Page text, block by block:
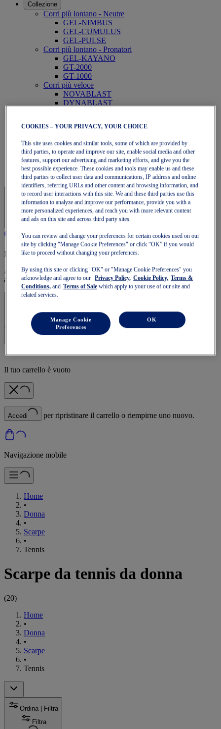
Collezione
Corri più lontano - Neutre
GEL-NIMBUS
GEL-CUMULUS
GEL-PULSE
Corri più lontano - Pronatori
GEL-KAYANO
GT-2000
GT-1000
Corri più veloce
NOVABLAST
DYNABLAST
GEL-VENTURE
GEL-SONOMA
SportStyle
GEL-QUANTUM
JAPAN S
Iscrizione a OneASICS
Approfitta di spedizione gratuita, resi gratuiti, sconti esclusivi e altro
ancora con i vantaggi fedeltà OneASICS™.
Il tuo carrello è vuoto
Accedi per ripristinare il carrello o riempirne uno nuovo.
Navigazione mobile
Home
•
Donna
•
Scarpe
•
Tennis
Scarpe da tennis da donna
(20)
Home
•
Donna
•
Scarpe
•
Tennis
Ordina | Filtra
Filtra
COOKIES – YOUR PRIVACY, YOUR CHOICE
This site uses cookies and similar tools, some of which are provided by
third parties, to operate and improve our site, enable social media and other
features, support our advertising and marketing efforts, and give you the
best possible experience. These cookies and tools may enable us and these
third parties to collect user data and communications, IP address and online
identifiers, referring URLs and other content and browsing information, and
to record user interactions with this site. We and these third parties use this
information to analyze and improve our performance, provide you with a
more personalized experiences, and reach you with more relevant content
and ads on this site and across third party sites.
You can review and change your preferences for certain cookies used on our
site by clicking "Manage Cookie Preferences" or click “OK” if you would
like to proceed without changing your preferences.
By using this site or clicking "OK" or "Manage Cookie Preferences" you
acknowledge and agree to our
Privacy Policy, Cookie Policy, Terms &
Conditions, and Terms of Sale which apply to your use of our site and
related services.
Manage Cookie
Preferences
OK